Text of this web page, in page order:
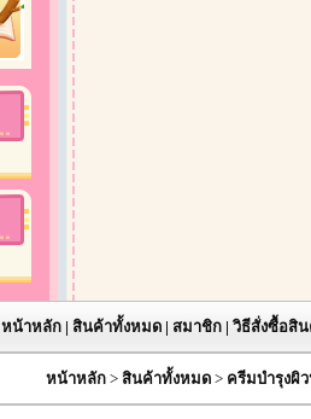
หน้าหลัก | สินค้าทั้งหมด | สมาชิก | วิธีสั่งซื้อสิ
หน้าหลัก > สินค้าทั้งหมด > ครีมบำรุงผิ